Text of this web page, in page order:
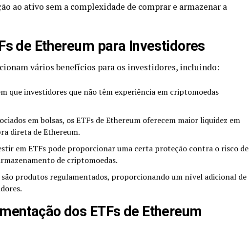
ao ativo sem a complexidade de comprar e armazenar a
de Ethereum para Investidores
vários benefícios para os investidores, incluindo:
que investidores que não têm experiência em criptomoedas
em bolsas, os ETFs de Ethereum oferecem maior liquidez em
direta de Ethereum.
em ETFs pode proporcionar uma certa proteção contra o risco de
de criptomoedas.
são produtos regulamentados, proporcionando um nível adicional de
dos ETFs de Ethereum